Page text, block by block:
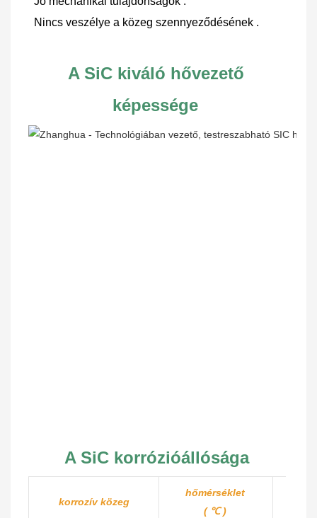
Nincs veszélye a közeg szennyeződésének .
A SiC kiváló hővezető
képessége
A SiC korrózióállósága
korrozív közeg
hőmérséklet
(℃)